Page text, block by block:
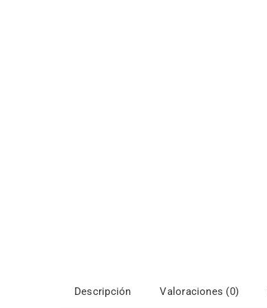
Descripción Valoraciones (0)